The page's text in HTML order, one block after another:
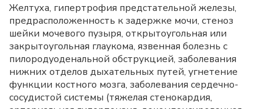
Желтуха, гипертрофия предстательной железы,
предрасположенность к задержке мочи, стеноз
шейки мочевого пузыря, открытоугольная или
закрытоугольная глаукома, язвенная болезнь с
пилородуоденальной обструкцией, заболевания
нижних отделов дыхательных путей, угнетение
функции костного мозга, заболевания сердечно-
сосудистой системы (тяжелая стенокардия,